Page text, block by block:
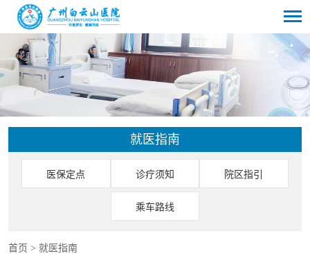
就医指南
医保定点 诊疗须知 院区指引
乘车路线
首页 > 就医指南